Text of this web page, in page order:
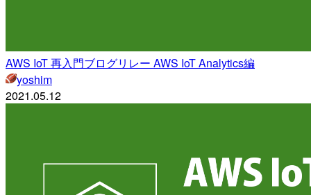
AWS IoT 再入門ブログリレー AWS IoT Analytics編
yoshim
2021.05.12